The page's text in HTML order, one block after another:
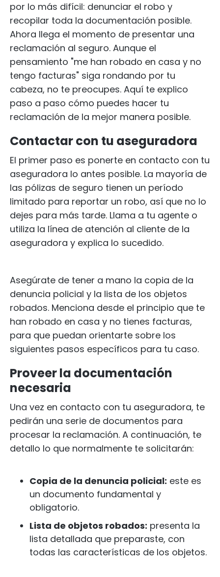
por lo más difícil: denunciar el robo y
recopilar toda la documentación posible.
Ahora llega el momento de presentar una
reclamación al seguro. Aunque el
pensamiento "me han robado en casa y no
tengo facturas" siga rondando por tu
cabeza, no te preocupes. Aquí te explico
paso a paso cómo puedes hacer tu
reclamación de la mejor manera posible.
Contactar con tu aseguradora
El primer paso es ponerte en contacto con tu
aseguradora lo antes posible. La mayoría de
las pólizas de seguro tienen un período
limitado para reportar un robo, así que no lo
dejes para más tarde. Llama a tu agente o
utiliza la línea de atención al cliente de la
aseguradora y explica lo sucedido.
Asegúrate de tener a mano la copia de la
denuncia policial y la lista de los objetos
robados. Menciona desde el principio que te
han robado en casa y no tienes facturas,
para que puedan orientarte sobre los
siguientes pasos específicos para tu caso.
Proveer la documentación
necesaria
Una vez en contacto con tu aseguradora, te
pedirán una serie de documentos para
procesar la reclamación. A continuación, te
detallo lo que normalmente te solicitarán:
Copia de la denuncia policial: este es
un documento fundamental y
obligatorio.
Lista de objetos robados: presenta la
lista detallada que preparaste, con
todas las características de los objetos.